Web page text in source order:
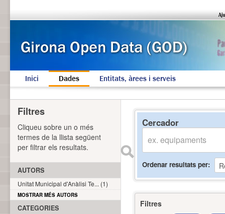
Inici Dades Entitats, àrees i serveis
Cercador
Ordenar resultats per
Filtres
Filtres
Cliqueu sobre un o més
termes de la llista següent
per filtrar els resultats.
AUTORS
Unitat Municipal d'Anàlisi Te... (1)
MOSTRAR MÉS AUTORS
CATEGORIES